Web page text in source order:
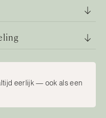
eerlijk — ook als een